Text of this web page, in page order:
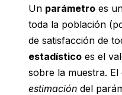
Un parámetro es
toda la población
de satisfacción de
estadístico es el
sobre la muestra. El
estimación del